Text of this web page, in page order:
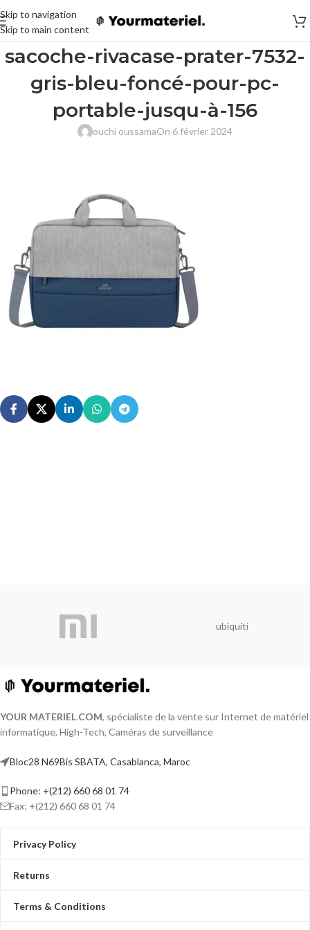
Skip to navigation
Skip to main content
sacoche-rivacase-prater-7532-
gris-bleu-foncé-pour-pc-
portable-jusqu-à-156
ouchi oussamaOn 6 février 2024
ubiquiti
YOUR MATERIEL.COM, spécialiste de la vente sur Internet de matériel
informatique, High-Tech, Caméras de surveillance
Bloc28 N69Bis SBATA, Casablanca, Maroc
Phone: +(212) 660 68 01 74
Fax: +(212) 660 68 01 74
Privacy Policy
Returns
Terms & Conditions